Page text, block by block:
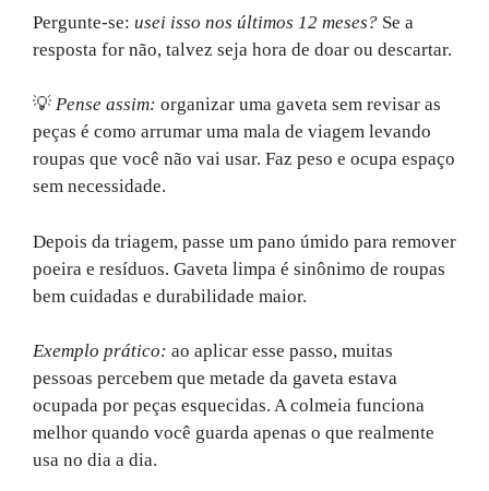
Pergunte-se: usei isso nos últimos 12 meses? Se a
resposta for não, talvez seja hora de doar ou descartar.
💡 Pense assim: organizar uma gaveta sem revisar as
peças é como arrumar uma mala de viagem levando
roupas que você não vai usar. Faz peso e ocupa espaço
sem necessidade.
Depois da triagem, passe um pano úmido para remover
poeira e resíduos. Gaveta limpa é sinônimo de roupas
bem cuidadas e durabilidade maior.
Exemplo prático: ao aplicar esse passo, muitas
pessoas percebem que metade da gaveta estava
ocupada por peças esquecidas. A colmeia funciona
melhor quando você guarda apenas o que realmente
usa no dia a dia.